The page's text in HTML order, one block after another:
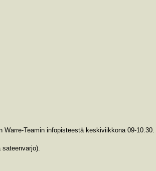
Teamin infopisteestä keskiviikkona 09-